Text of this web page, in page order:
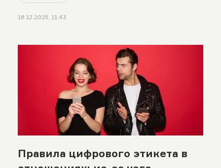
18.12.2025, 11:43
Правила цифрового этикета в